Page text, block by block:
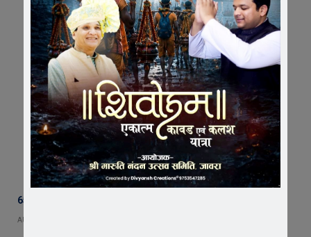
65 हजार रुपए भाड़ा न देने का आरोप, ट्रक चालक ने एसडीएम को सौंपा ज्ञापन
AUGUST 5, 2026